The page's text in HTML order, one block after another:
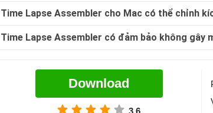
Time Lapse Assembler cho Mac có thể chỉnh
Time Lapse Assembler có đảm bảo không gây
Download
3,6